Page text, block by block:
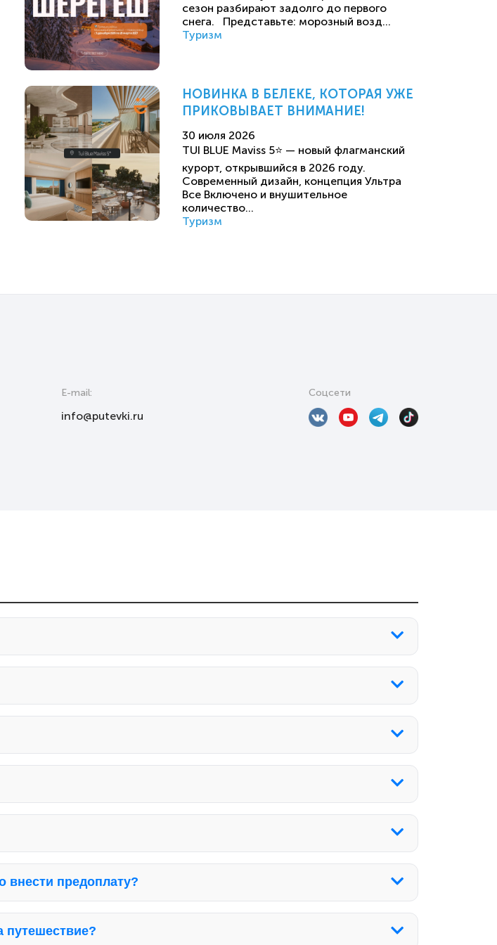
сезон разбирают задолго до первого
снега. Представьте: морозный возд...
Туризм
НОВИНКА В БЕЛЕКЕ, КОТОРАЯ УЖЕ
ПРИКОВЫВАЕТ ВНИМАНИЕ!
30 июля 2026
TUI BLUE Maviss 5⭐️ — новый флагманский
курорт, открывшийся в 2026 году.
Современный дизайн, концепция Ультра
Все Включено и внушительное
количество...
Туризм
E-mail:
info@putevki.ru
Соцсети
внести предоплату?
путешествие?